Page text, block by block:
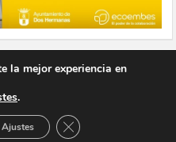
Digital
la mejor experiencia en
.
Ajustes Cerrar el banner de